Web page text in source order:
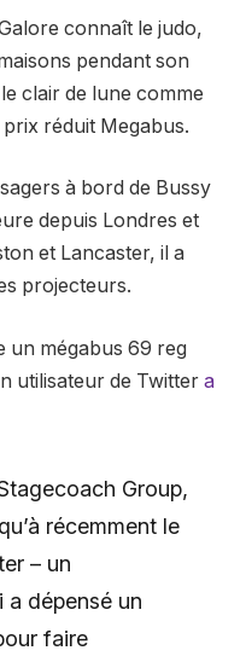
connaît le judo,
pendant son
clair de lune comme
réduit Megabus.
à bord de Bussy
depuis Londres et
et Lancaster, il a
projecteurs.
un mégabus 69 reg
utilisateur de Twitter a
Group,
récemment le
– un
a dépensé un
faire